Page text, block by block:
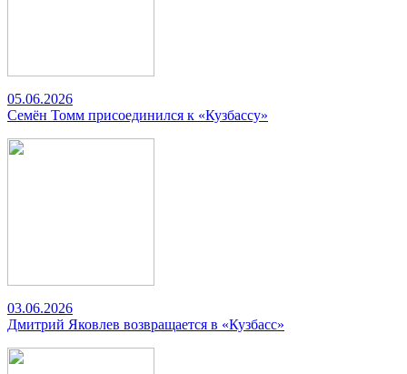
05.06.2026
Семён Томм присоединился к «Кузбассу»
03.06.2026
Дмитрий Яковлев возвращается в «Кузбасс»